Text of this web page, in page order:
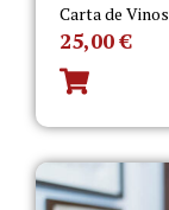
Carta de Vinos
25,00€